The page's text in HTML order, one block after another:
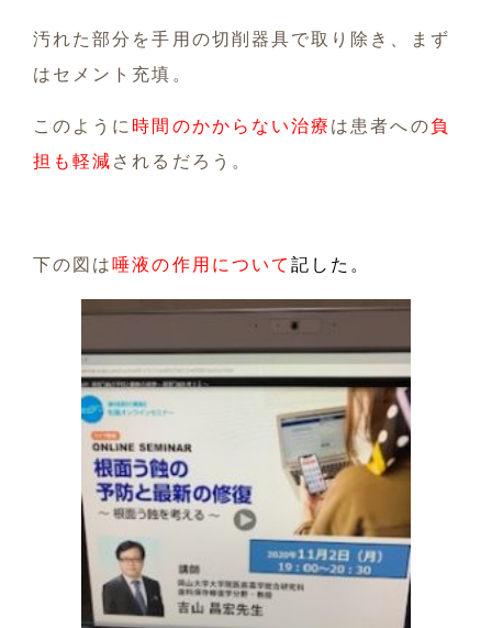
汚れた部分を手用の切削器具で取り除き、まず
はセメント充填。
このように 時間のかからない治療 は患者への負
担も軽減 されるだろう。
下の図は 唾液の作用について記した。